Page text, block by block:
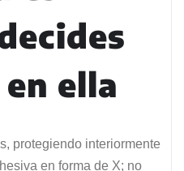
ella
protegiendo interiormente
en forma de X; no